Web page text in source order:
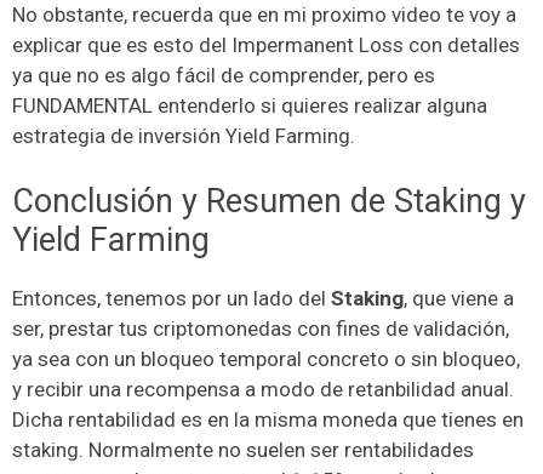
No obstante, recuerda que en mi proximo video te voy a
explicar que es esto del Impermanent Loss con detalles
ya que no es algo fácil de comprender, pero es
FUNDAMENTAL entenderlo si quieres realizar alguna
estrategia de inversión Yield Farming.
Conclusión y Resumen de Staking y
Yield Farming
Entonces, tenemos por un lado del Staking, que viene a
ser, prestar tus criptomonedas con fines de validación,
ya sea con un bloqueo temporal concreto o sin bloqueo,
y recibir una recompensa a modo de retanbilidad anual.
Dicha rentabilidad es en la misma moneda que tienes en
staking. Normalmente no suelen ser rentabilidades